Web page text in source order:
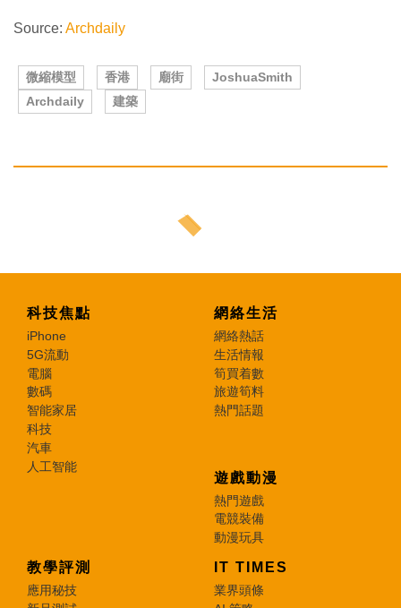
Source: Archdaily
微縮模型 香港 廟街
JoshuaSmith
Archdaily
建築
科技焦點
iPhone
5G流動
電腦
數碼
智能家居
科技
汽車
人工智能
網絡生活
網絡熱話
生活情報
筍買着數
旅遊筍料
熱門話題
遊戲動漫
熱門遊戲
電競裝備
動漫玩具
教學評測
應用秘技
IT TIMES
業界頭條